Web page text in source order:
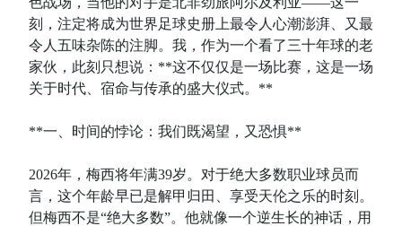
刻，注定将成为世界足球史册上最令人心潮澎湃、又最
令人五味杂陈的注脚。我，作为一个看了三十年球的老
家伙，此刻只想说：**这不仅仅是一场比赛，这是一场
关于时代、宿命与传承的盛大仪式。**
**一、时间的悖论：我们既渴望，又恐惧**
2026年，梅西将年满39岁。对于绝大多数职业球员而
言，这个年龄早已是解甲归田、享受天伦之乐的时刻。
但梅西不是“绝大多数”。他就像一个逆生长的神话，用